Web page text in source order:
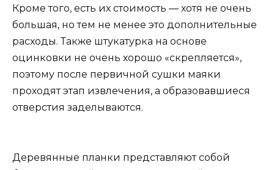
Кроме того, есть их стоимость — хотя не очень
большая, но тем не менее это дополнительные
расходы. Также штукатурка на основе
оцинковки не очень хорошо «скрепляется»,
поэтому после первичной сушки маяки
проходят этап извлечения, а образовавшиеся
отверстия заделываются.
Деревянные планки представляют собой